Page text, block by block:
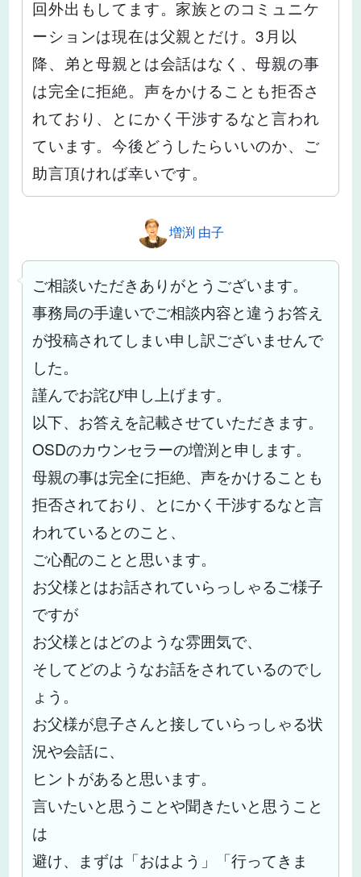
回外出もしてます。家族とのコミュニケ
ーションは現在は父親とだけ。3月以
降、弟と母親とは会話はなく、母親の事
は完全に拒絶。声をかけることも拒否さ
れており、とにかく干渉するなと言われ
ています。今後どうしたらいいのか、ご
助言頂ければ幸いです。
増渕 由子
ご相談いただきありがとうございます。
事務局の手違いでご相談内容と違うお答え
が投稿されてしまい申し訳ございませんで
した。
謹んでお詫び申し上げます。
以下、お答えを記載させていただきます。
OSDのカウンセラーの増渕と申します。
母親の事は完全に拒絶、声をかけることも
拒否されており、とにかく干渉するなと言
われているとのこと、
ご心配のことと思います。
お父様とはお話されていらっしゃるご様子
ですが
お父様とはどのような雰囲気で、
そしてどのようなお話をされているのでし
ょう。
お父様が息子さんと接していらっしゃる状
況や会話に、
ヒントがあると思います。
言いたいと思うことや聞きたいと思うこと
は
避け、まずは「おはよう」「行ってきま